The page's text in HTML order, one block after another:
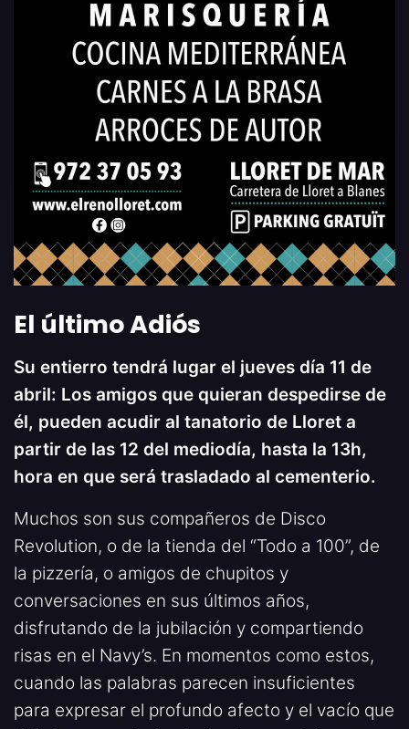
El último Adiós
Su entierro tendrá lugar el jueves día 11 de
abril: Los amigos que quieran despedirse de
él, pueden acudir al tanatorio de Lloret a
partir de las 12 del mediodía, hasta la 13h,
hora en que será trasladado al cementerio.
Muchos son sus compañeros de Disco
Revolution, o de la tienda del “Todo a 100”, de
la pizzería, o amigos de chupitos y
conversaciones en sus últimos años,
disfrutando de la jubilación y compartiendo
risas en el Navy’s. En momentos como estos,
cuando las palabras parecen insuficientes
para expresar el profundo afecto y el vacío que